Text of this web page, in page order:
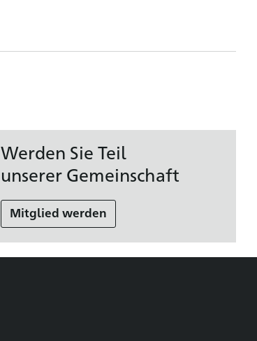
Werden Sie Teil
unserer Gemeinschaft
Mitglied werden